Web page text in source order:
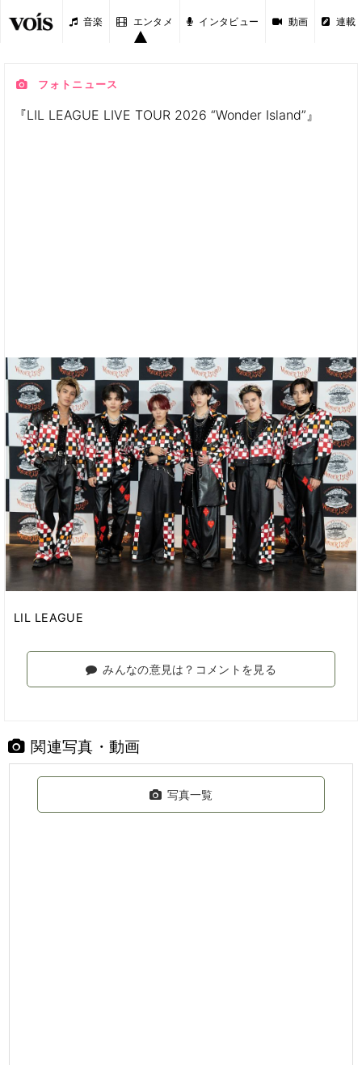
音楽 エンタメ インタビュー 動画 連載
フォトニュース
『LIL LEAGUE LIVE TOUR 2026 “Wonder Island”』
LIL LEAGUE
みんなの意見は？コメントを見る
関連写真・動画
写真一覧